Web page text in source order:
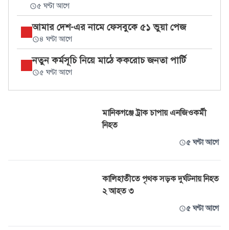
৫ ঘণ্টা আগে
আমার দেশ-এর নামে ফেসবুকে ৫১ ভুয়া পেজ
৪ ঘণ্টা আগে
নতুন কর্মসূচি নিয়ে মাঠে ককরোচ জনতা পার্টি
৫ ঘণ্টা আগে
মানিকগঞ্জে ট্রাক চাপায় এনজিওকর্মী
নিহত
৫ ঘণ্টা আগে
কালিহাতীতে পৃথক সড়ক দুর্ঘটনায় নিহত
২ আহত ৩
৫ ঘণ্টা আগে